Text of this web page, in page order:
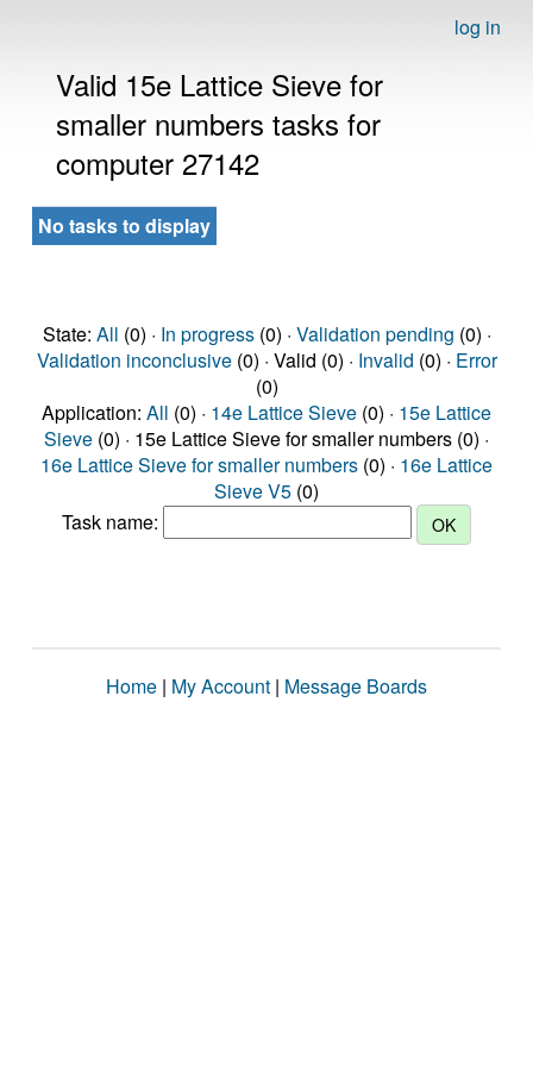
log in
Valid 15e Lattice Sieve for
smaller numbers tasks for
computer 27142
No tasks to display
State: All (0) · In progress(0) · Validation pending (0) ·
Validation inconclusive(0) · Valid (0) · Invalid (0) · Error
(0)
Application: All (0) · 14e Lattice Sieve (0) · 15e Lattice
Sieve (0) · 15e Lattice Sieve for smaller numbers (0) ·
16e Lattice Sieve for smaller numbers (0) · 16e Lattice
Sieve V5 (0)
Task name:
Home | My Account | Message Boards